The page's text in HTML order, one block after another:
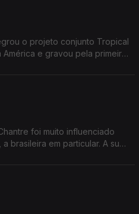
o projeto conjunto Tropical
e gravou pela primeira
foi muito influenciado
brasileira em particular. A sua